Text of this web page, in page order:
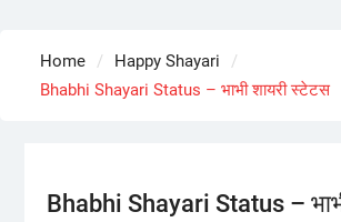
Home
Happy Shayari
Bhabhi Shayari Status – भाभी शायरी स्टेटस
Bhabhi Shayari Status –